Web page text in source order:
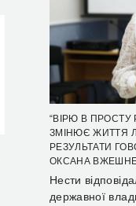
“ВІРЮ В
ЗМІНЮЄ ЖИТТЯ
РЕЗУЛЬТАТИ
ОКСАНА
Нести
державної